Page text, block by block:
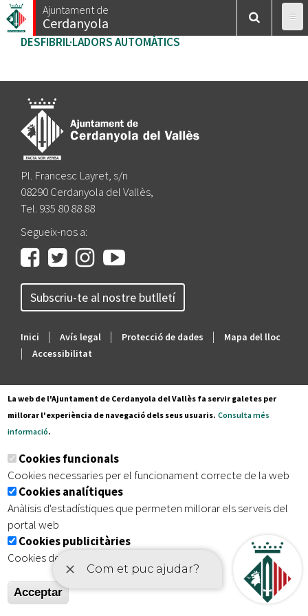
Vés
al
contingut
Ajuntament de
Cerdanyola
AJUNTAMENT
ESTRUCTURA ORGANITZATIVA
ACCIÓ DE GOVERN
INFORMACIÓ MUNICIPAL
TRANSPARÈNCIA
INFORMACIÓ AL CONSUMIDOR
TURISME
INFÀNCIA
COMUNICACIÓ
ACCIÓ SOCIAL
CULTURA
ESPORTS
EDUCACIÓ
TREBALL
LA CIUTAT
GUIA DE LA CIUTAT
AGENDA
Telèfons i Adreces
Farmàcies
Transport Urbà
Com Arribar-hi
Entitats
Equipaments
Mercats Municipals
Webs Municipals
TRÀMITS
CONTACTE
DESFIBRIL·LADORS AUTOMÀTICS
Pl. Francesc Layret, s/n
08290 Cerdanyola del Vallès,
Tel. 935 80 88 88
Segueix-nos a:
Subscriu-te al nostre butlletí
Inici | Avís legal | Protecció de dades | Mapa del lloc
| Accessibilitat
La web de l'Ajuntament de Cerdanyola del Vallès fa servir galetes per
millorar l'experiència de navegació dels seus usuaris. Consulta més
informació.
Cookies funcionals
Cookies necessaries per el funcionament correcte de la web
Cookies analítiques
Anàlisis d'estadístiques que permeten millorar els serveis del
portal web
Cookies publicitàries
Cookies de tercers amb finalitat publicitària
Acceptar